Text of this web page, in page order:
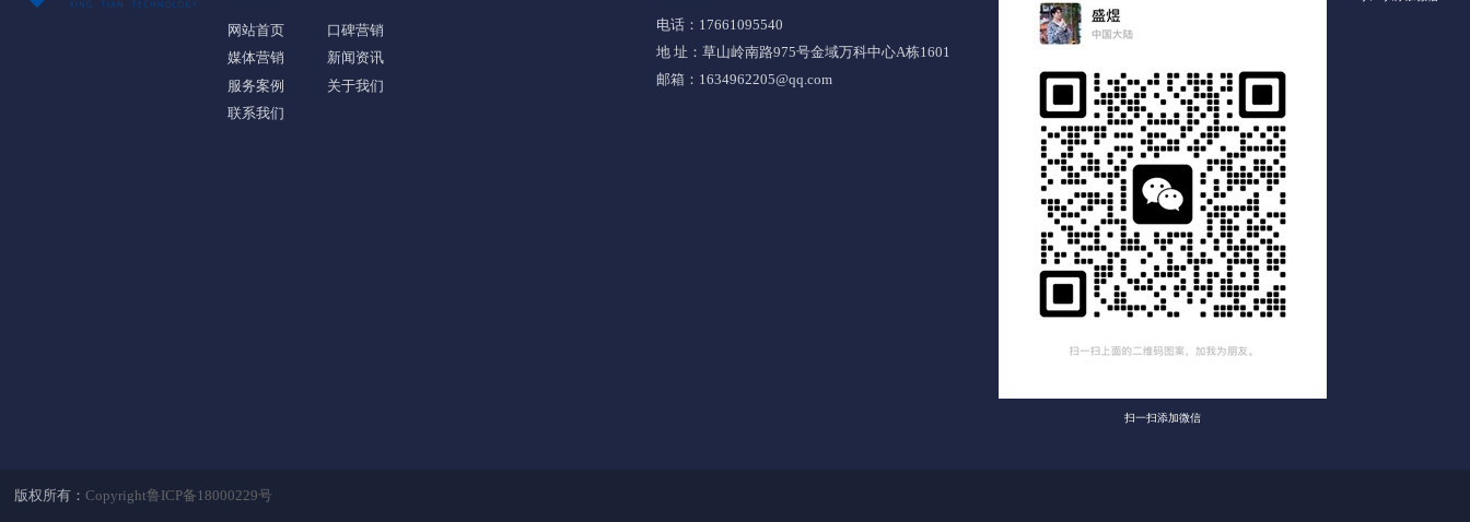
网站首页
口碑营销
媒体营销
新闻资讯
服务案例
关于我们
联系我们
电话：17661095540
地 址：草山岭南路975号金域万科中心A栋1601
邮箱：1634962205@qq.com
扫一扫添加微信
版权所有：Copyright鲁ICP备18000229号